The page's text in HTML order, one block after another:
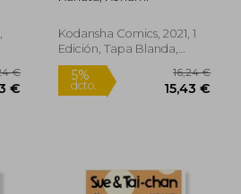
Kodansha Comics, 2021, 1
Edición, Tapa Blanda,
Nuevo